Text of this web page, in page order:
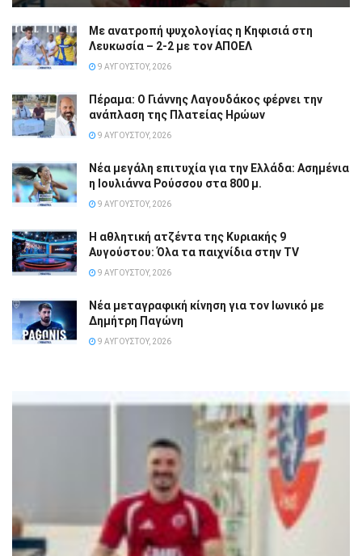
Με ανατροπή ψυχολογίας η Κηφισιά στη
Λευκωσία – 2-2 με τον ΑΠΟΕΛ
9 ΑΥΓΟΎΣΤΟΥ, 2026
Πέραμα: Ο Γιάννης Λαγουδάκος φέρνει την
ανάπλαση της Πλατείας Ηρώων
9 ΑΥΓΟΎΣΤΟΥ, 2026
Νέα μεγάλη επιτυχία για την Ελλάδα: Ασημένια
η Ιουλιάννα Ρούσσου στα 800 μ.
9 ΑΥΓΟΎΣΤΟΥ, 2026
Η αθλητική ατζέντα της Κυριακής 9
Αυγούστου: Όλα τα παιχνίδια στην TV
9 ΑΥΓΟΎΣΤΟΥ, 2026
Νέα μεταγραφική κίνηση για τον Ιωνικό με
Δημήτρη Παγώνη
9 ΑΥΓΟΎΣΤΟΥ, 2026